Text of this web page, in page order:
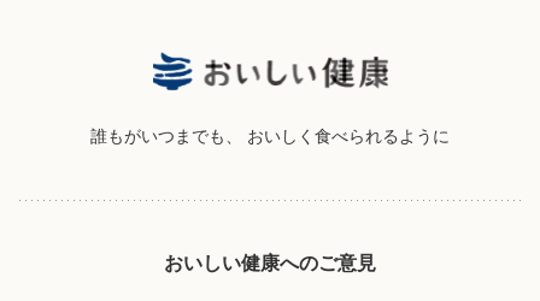
誰もがいつまでも、 おいしく食べられるように
おいしい健康へのご意見